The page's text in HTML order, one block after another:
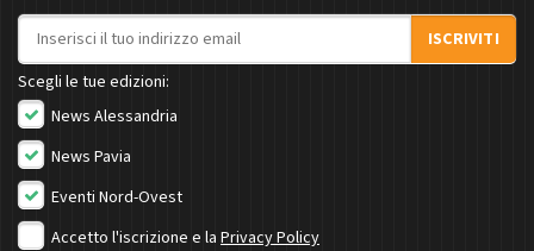
Indirizzo email
ISCRIVITI
Scegli le tue edizioni:
News Alessandria
News Pavia
Eventi Nord-Ovest
Accetto l'iscrizione e la Privacy Policy